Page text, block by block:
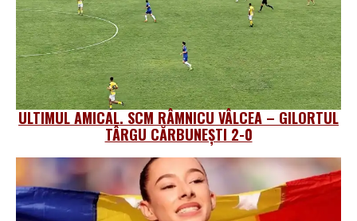
ULTIMUL AMICAL. SCM RÂMNICU VÂLCEA – GILORTUL
TÂRGU CĂRBUNEȘTI 2-0